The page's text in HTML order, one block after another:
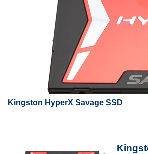
Kingston HyperX Savage SSD